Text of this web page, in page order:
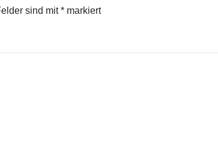
sind mit* markiert